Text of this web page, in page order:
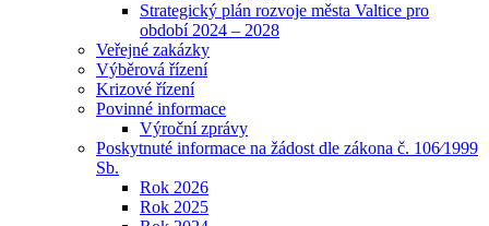
Strategický plán rozvoje města Valtice pro
období 2024 – 2028
Veřejné zakázky
Výběrová řízení
Krizové řízení
Povinné informace
Výroční zprávy
Poskytnuté informace na žádost dle zákona č. 106⁄1999
Sb.
Rok 2026
Rok 2025